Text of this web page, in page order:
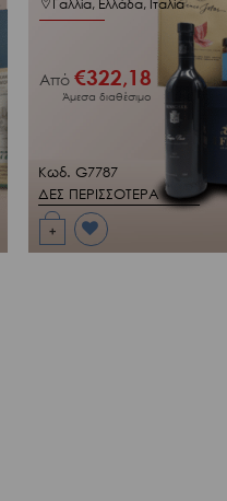
Προσθήκη
+
Κωδ. G7787
ΔΕΣ ΠΕΡΙΣΣΟΤΕΡΑ
Γαλλία, Ελλάδα, Ιταλία
Από€322,18
Άμεσα διαθέσιμο